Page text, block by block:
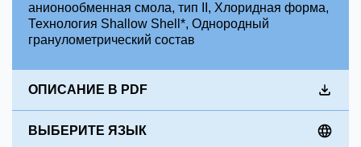
анионообменная смола, тип II, Хлоридная форма,
Технология Shallow Shell*, Однородный
гранулометрический состав
ОПИСАНИЕ В PDF
ВЫБЕРИТЕ ЯЗЫК